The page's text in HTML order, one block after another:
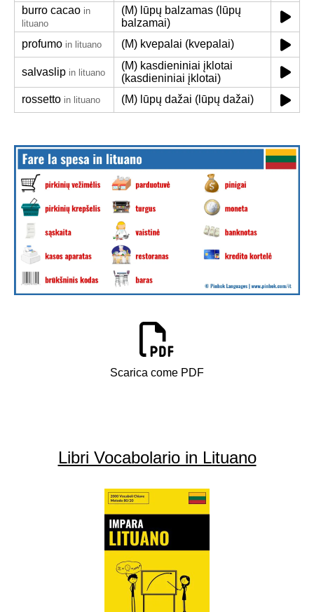
burro cacao in
lituano
(M) lūpų balzamas (lūpų
balzamai)
profumo in lituano (M) kvepalai (kvepalai)
salvaslip in lituano
(M) kasdieniniai įklotai
(kasdieniniai įklotai)
rossetto in lituano (M) lūpų dažai (lūpų dažai)
Scarica come PDF
Libri Vocabolario in Lituano